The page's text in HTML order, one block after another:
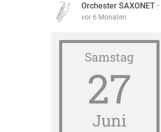
Orchester SAXONET ·
vor 6 Monaten
Samstag
27
Juni